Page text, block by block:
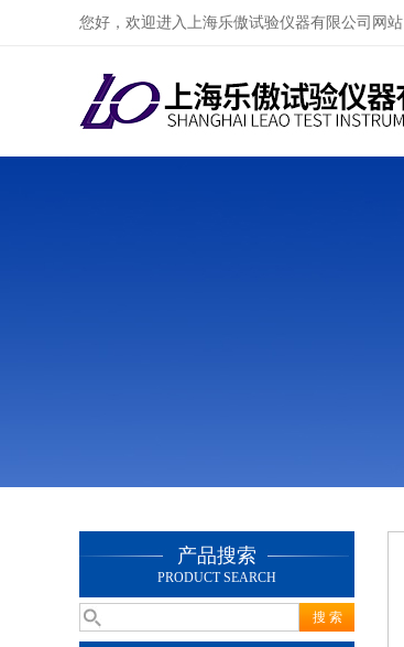
您好，欢迎进入上海乐傲试验仪器有限公司网站
产品搜索
PRODUCT SEARCH